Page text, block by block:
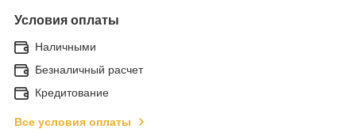
Условия оплаты
Наличными
Безналичный расчет
Кредитование
Все условия оплаты